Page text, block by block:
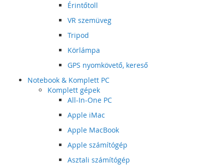
Érintőtoll
VR szemüveg
Tripod
Körlámpa
GPS nyomkövető, kereső
Notebook & Komplett PC
Komplett gépek
All-In-One PC
Apple iMac
Apple MacBook
Apple számítógép
Asztali számítógép